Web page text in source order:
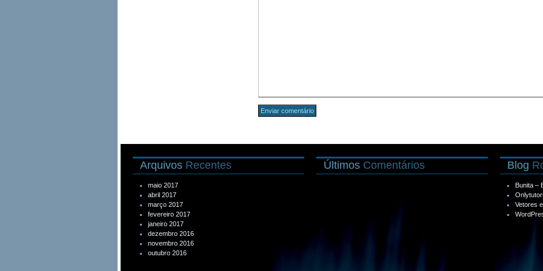
Arquivos Recentes
maio 2017
abril 2017
março 2017
fevereiro 2017
janeiro 2017
dezembro 2016
novembro 2016
outubro 2016
Últimos Comentários Blog
Bunita –
Vetores